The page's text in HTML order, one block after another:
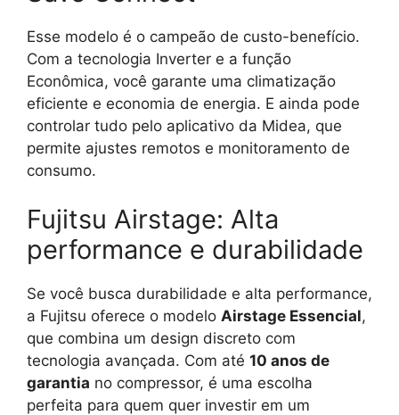
Esse modelo é o campeão de custo-benefício.
Com a tecnologia Inverter e a função
Econômica, você garante uma climatização
eficiente e economia de energia. E ainda pode
controlar tudo pelo aplicativo da Midea, que
permite ajustes remotos e monitoramento de
consumo.
Fujitsu Airstage: Alta
performance e durabilidade
Se você busca durabilidade e alta performance,
a Fujitsu oferece o modelo Airstage Essencial,
que combina um design discreto com
tecnologia avançada. Com até 10 anos de
garantia no compressor, é uma escolha
perfeita para quem quer investir em um